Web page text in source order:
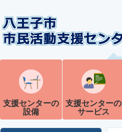
支援センターの
設備
支援センターの
サービス